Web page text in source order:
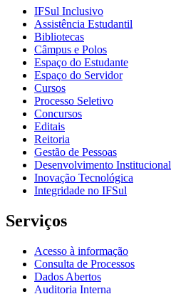
IFSul Inclusivo
Assistência Estudantil
Bibliotecas
Câmpus e Polos
Espaço do Estudante
Espaço do Servidor
Cursos
Processo Seletivo
Concursos
Editais
Reitoria
Gestão de Pessoas
Desenvolvimento Institucional
Inovação Tecnológica
Integridade no IFSul
Serviços
Acesso à informação
Consulta de Processos
Dados Abertos
Auditoria Interna